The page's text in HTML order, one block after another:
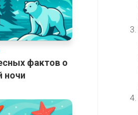
фактов о
ночи